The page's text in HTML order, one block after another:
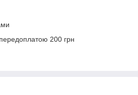
200 грн